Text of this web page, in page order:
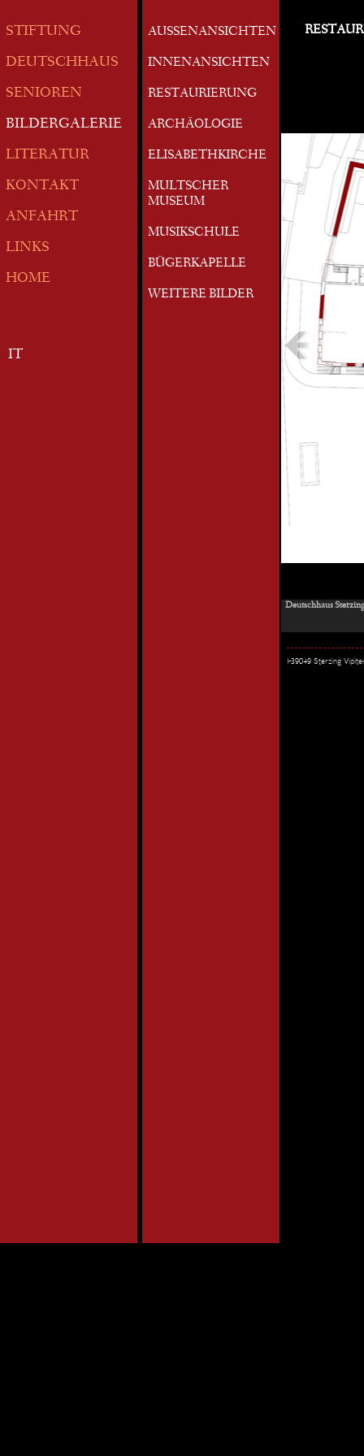
STIFTUNG
DEUTSCHHAUS
SENIOREN
BILDERGALERIE
LITERATUR
KONTAKT
ANFAHRT
LINKS
HOME
IT
AUSSENANSICHTEN
INNENANSICHTEN
RESTAURIERUNG
ARCHÄOLOGIE
ELISABETHKIRCHE
MULTSCHER
MUSEUM
MUSIKSCHULE
BÜGERKAPELLE
WEITERE BILDER
Deutschhaus
I-39049 Sterzing